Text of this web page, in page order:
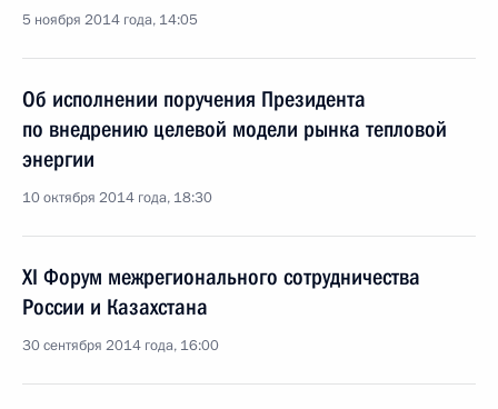
5 ноября 2014 года, 14:05
Об исполнении поручения Президента
по внедрению целевой модели рынка тепловой
энергии
10 октября 2014 года, 18:30
XI Форум межрегионального сотрудничества
России и Казахстана
30 сентября 2014 года, 16:00